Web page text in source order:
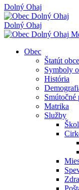
Dolný Ohaj
Dolný Ohaj
Obec
Štatút obce
Symboly
História
Smútočné
Matrika
Služby